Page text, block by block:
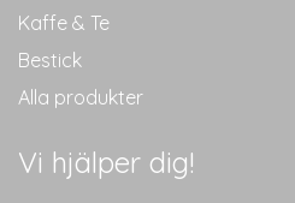
Kaffe & Te
Bestick
Alla produkter
Vi hjälper dig!